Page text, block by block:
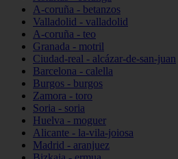
A-coruña - betanzos
Valladolid - valladolid
A-coruña - teo
Granada - motril
Ciudad-real - alcázar-de-san-juan
Barcelona - calella
Burgos - burgos
Zamora - toro
Soria - soria
Huelva - moguer
Alicante - la-vila-joiosa
Madrid - aranjuez